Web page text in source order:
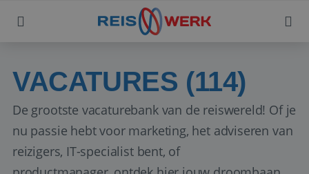
VACATURES (114)
De grootste vacaturebank van de reiswereld! Of je
nu passie hebt voor marketing, het adviseren van
reizigers, IT-specialist bent, of